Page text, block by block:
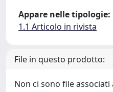
Appare nelle tipologie:
1.1 Articolo in rivista
File in questo prodotto:
Non ci sono file